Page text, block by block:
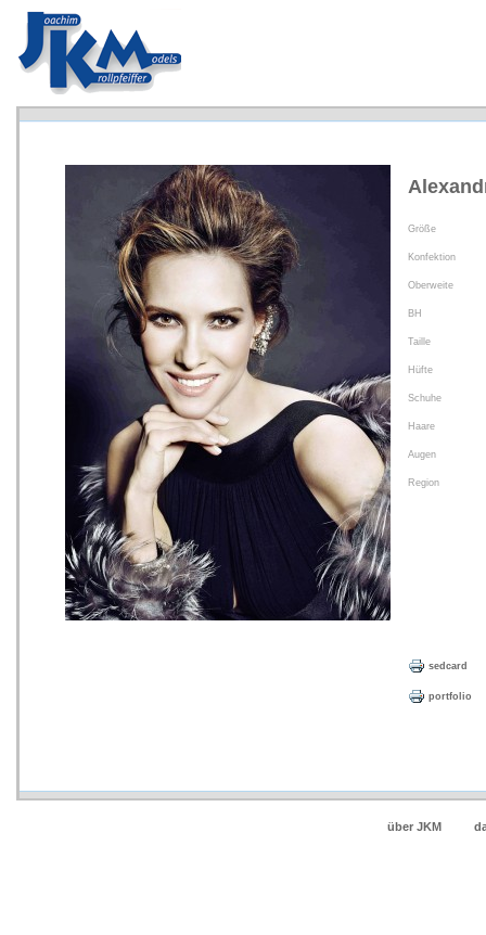
Größe
Konfektion
Oberweite
BH
Taille
Hüfte
Schuhe
Haare
Augen
Region
sedcard
portfolio
über JKM